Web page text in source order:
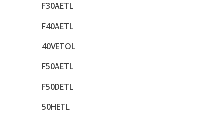
F30AETL
F40AETL
40VETOL
F50AETL
F50DETL
50HETL